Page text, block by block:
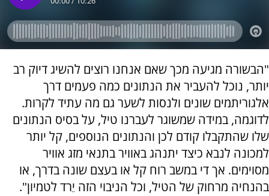
"הבשורה מגיעה מכך שאם אנחנו רוצים להשיג דיוק רב
יותר, נוכל להעביר את הנתונים כמה פעמים דרך
אלגוריתמים שונים ולנסות לשער גם מה עתיד לקרות.
לדוגמה, במידה שמשוגר לעברנו טיל, על בסיס הנתונים
שלו שהתקבלו קודם לכן והנתונים הנוספים, קל יותר
למכונה לנבא כיצד יתנהג באוויר בתנאי מזג אוויר
מסוימים. אך די במשב רוח קל או בעצם שונה בדרך, או
בהנחיה מרחוק של הטיל, וכל הניבוי הזה יֵרד לטמיון".